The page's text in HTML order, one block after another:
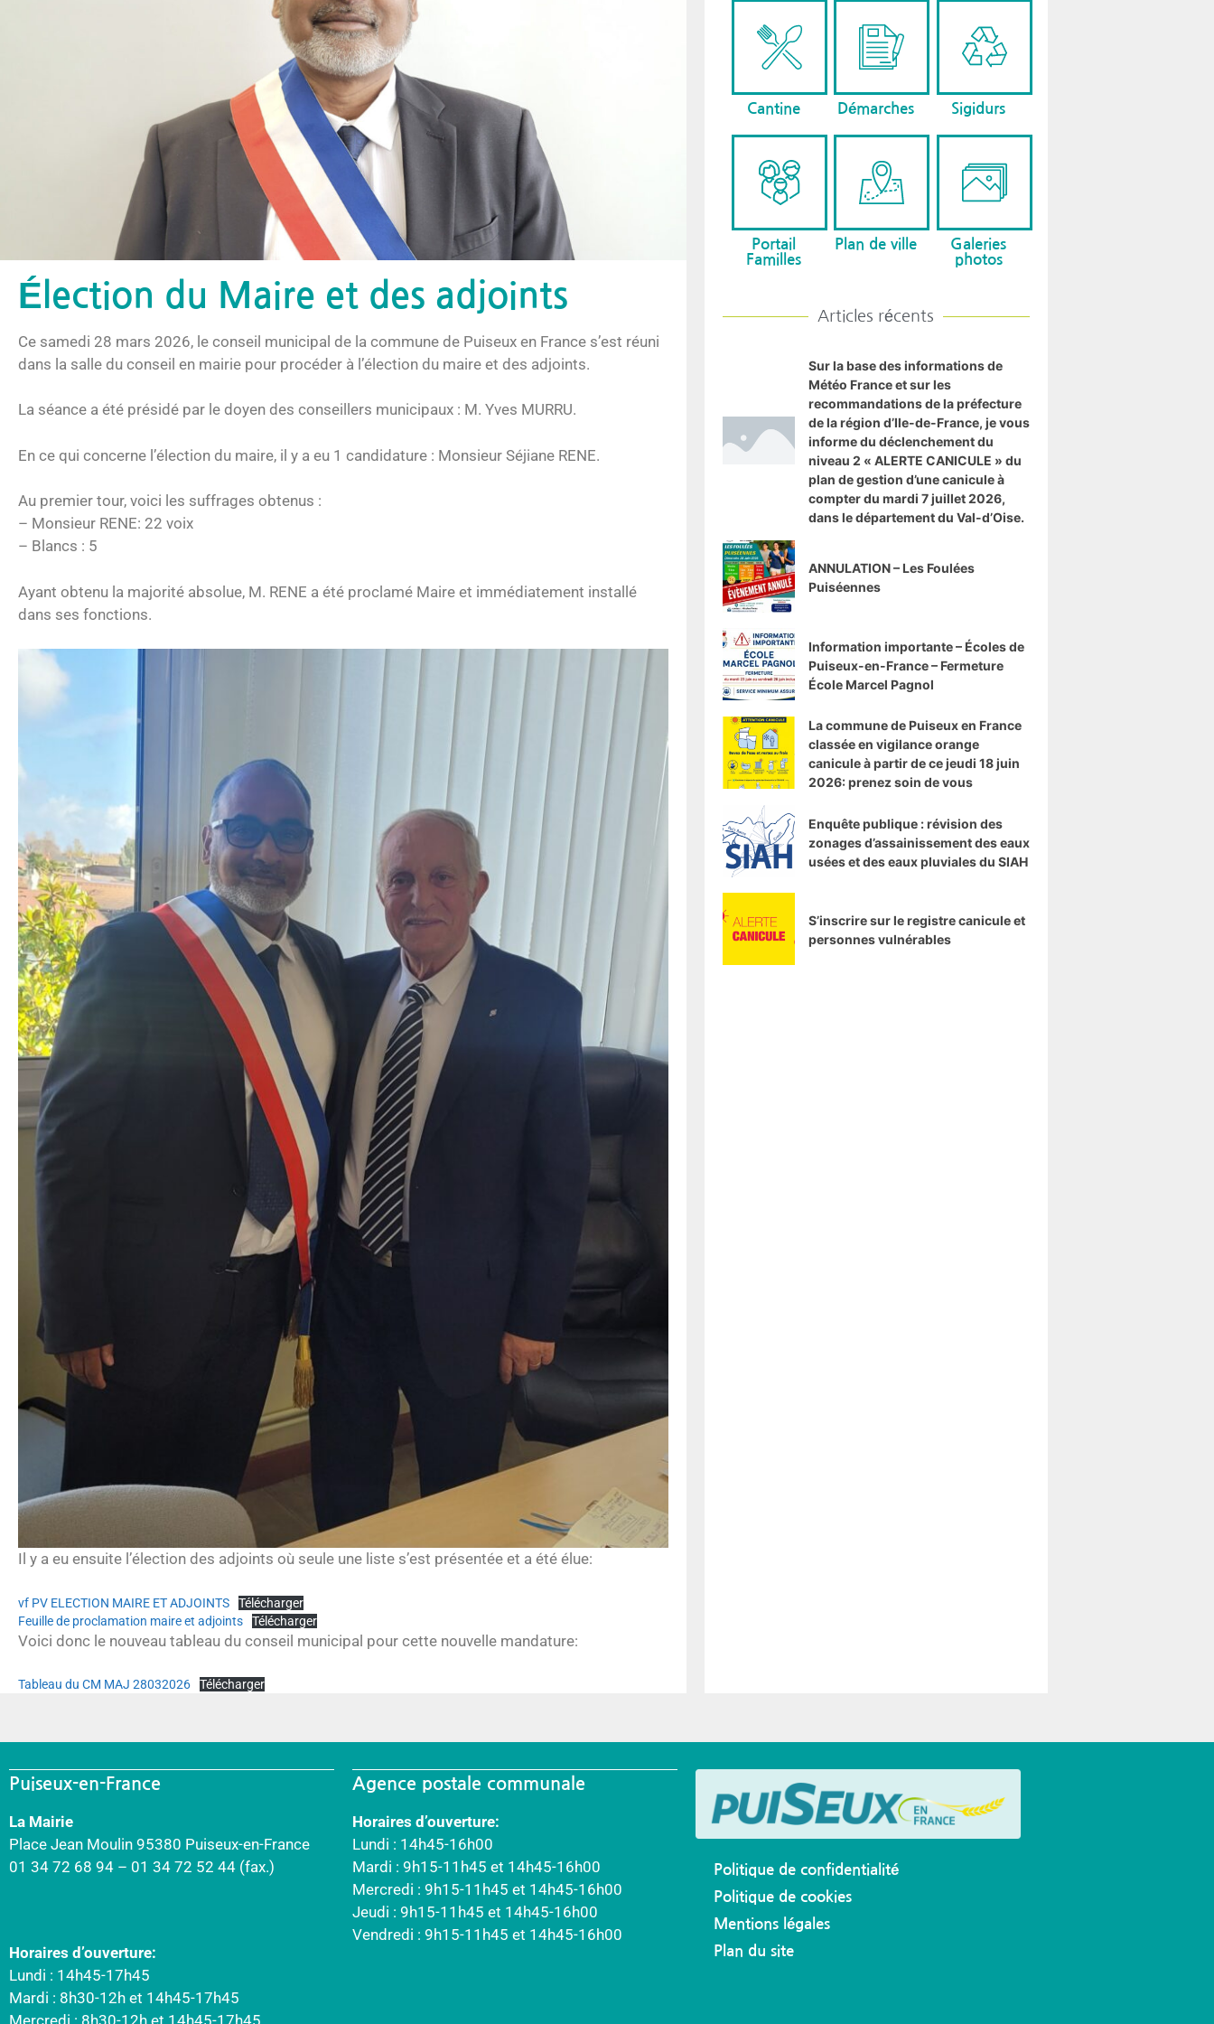
Élection du Maire et des adjoints
Ce samedi 28 mars 2026, le conseil municipal de la commune de Puiseux en France s’est réuni
dans la salle du conseil en mairie pour procéder à l’élection du maire et des adjoints.
La séance a été présidé par le doyen des conseillers municipaux : M. Yves MURRU.
En ce qui concerne l’élection du maire, il y a eu 1 candidature : Monsieur Séjiane RENE.
Au premier tour, voici les suffrages obtenus :
– Monsieur RENE: 22 voix
– Blancs : 5
Ayant obtenu la majorité absolue, M. RENE a été proclamé Maire et immédiatement installé
dans ses fonctions.
Il y a eu ensuite l’élection des adjoints où seule une liste s’est présentée et a été élue:
vf PV ELECTION MAIRE ET ADJOINTS
Télécharger
Feuille de proclamation maire et adjoints
Télécharger
Voici donc le nouveau tableau du conseil municipal pour cette nouvelle mandature:
Tableau du CM MAJ 28032026 Télécharger
Cantine Démarches Sigidurs
Portail
Familles
Plan de ville
Galeries
photos
Articles récents
Sur la base des informations de
Météo France et sur les
recommandations de la préfecture
de la région d’Ile-de-France, je vous
informe du déclenchement du
niveau 2 « ALERTE CANICULE » du
plan de gestion d’une canicule à
compter du mardi 7 juillet 2026,
dans le département du Val-d’Oise.
ANNULATION – Les Foulées
Puiséennes
Information importante – Écoles de
Puiseux-en-France – Fermeture
École Marcel Pagnol
La commune de Puiseux en France
classée en vigilance orange
canicule à partir de ce jeudi 18 juin
2026: prenez soin de vous
Enquête publique : révision des
zonages d’assainissement des eaux
usées et des eaux pluviales du SIAH
S’inscrire sur le registre canicule et
personnes vulnérables
Puiseux-en-France
La Mairie
Place Jean Moulin 95380 Puiseux-en-France
01 34 72 68 94 – 01 34 72 52 44 (fax.)
Horaires d’ouverture:
Lundi : 14h45-17h45
Mardi : 8h30-12h et 14h45-17h45
Mercredi : 8h30-12h et 14h45-17h45
Agence postale communale
Horaires d’ouverture:
Lundi : 14h45-16h00
Mardi : 9h15-11h45 et 14h45-16h00
Mercredi : 9h15-11h45 et 14h45-16h00
Jeudi : 9h15-11h45 et 14h45-16h00
Vendredi : 9h15-11h45 et 14h45-16h00
Politique de confidentialité
Politique de cookies
Mentions légales
Plan du site